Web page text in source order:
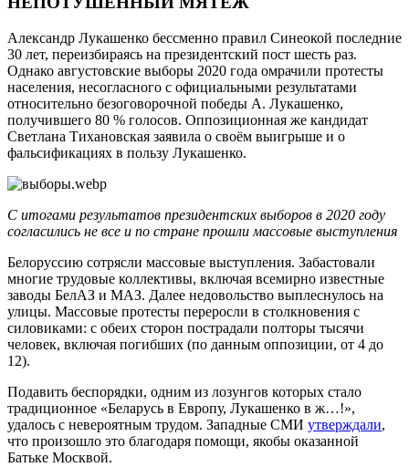
Александр Лукашенко бессменно правил Синеокой последние
30 лет, переизбираясь на президентский пост шесть раз.
Однако августовские выборы 2020 года омрачили протесты
населения, несогласного с официальными результатами
относительно безоговорочной победы А. Лукашенко,
получившего 80 % голосов. Оппозиционная же кандидат
Светлана Тихановская заявила о своём выигрыше и о
фальсификациях в пользу Лукашенко.
С итогами результатов президентских выборов в 2020 году
согласились не все и по стране прошли массовые выступления
Белоруссию сотрясли массовые выступления. Забастовали
многие трудовые коллективы, включая всемирно известные
заводы БелАЗ и МАЗ. Далее недовольство выплеснулось на
улицы. Массовые протесты переросли в столкновения с
силовиками: с обеих сторон пострадали полторы тысячи
человек, включая погибших (по данным оппозиции, от 4 до
12).
Подавить беспорядки, одним из лозунгов которых стало
традиционное «Беларусь в Европу, Лукашенко в ж…!»,
удалось с невероятным трудом. Западные СМИ утверждали,
что произошло это благодаря помощи, якобы оказанной
Батьке Москвой.